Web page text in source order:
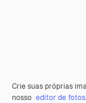
Crie suas próprias
nosso editor de fotos.